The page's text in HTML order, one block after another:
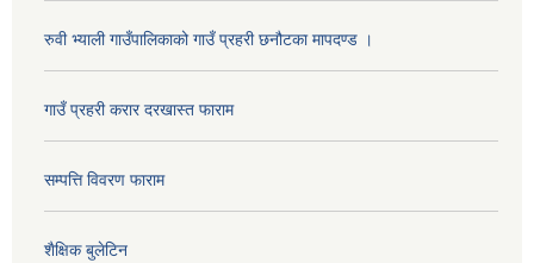
रुवी भ्याली गाउँपालिकाको गाउँ प्रहरी छनौटका मापदण्ड ।
गाउँ प्रहरी करार दरखास्त फाराम
सम्पत्ति विवरण फाराम
शैक्षिक बुलेटिन